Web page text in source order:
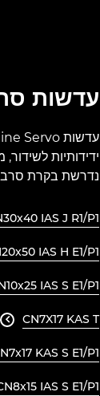
עדשות
ידידותיות
נדרשת בקרת
IAS J R1/P1
IAS H E1/P1
IAS S E1/P1
CN7X17 KAS T

KAS S E1/P1
IAS S E1/P1